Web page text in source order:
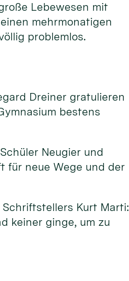
Lebewesen mit
mehrmonatigen
problemlos.
Dreiner gratulieren
bestens
Neugier und
für neue Wege und der
Kurt Marti:
keiner ginge, um zu